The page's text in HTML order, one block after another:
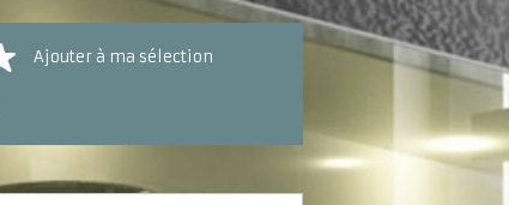
Ajouter à ma sélection